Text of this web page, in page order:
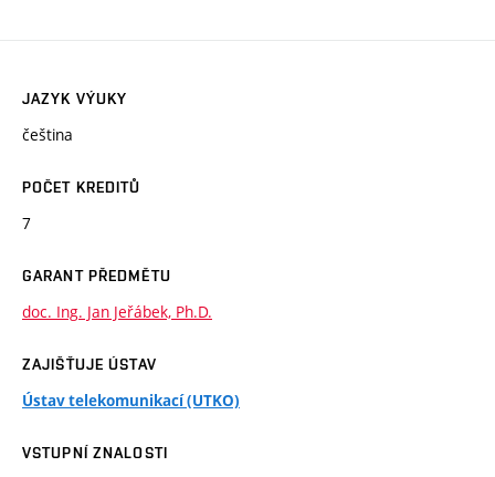
JAZYK VÝUKY
čeština
POČET KREDITŮ
7
GARANT PŘEDMĚTU
doc. Ing. Jan Jeřábek, Ph.D.
ZAJIŠŤUJE ÚSTAV
Ústav telekomunikací (UTKO)
VSTUPNÍ ZNALOSTI